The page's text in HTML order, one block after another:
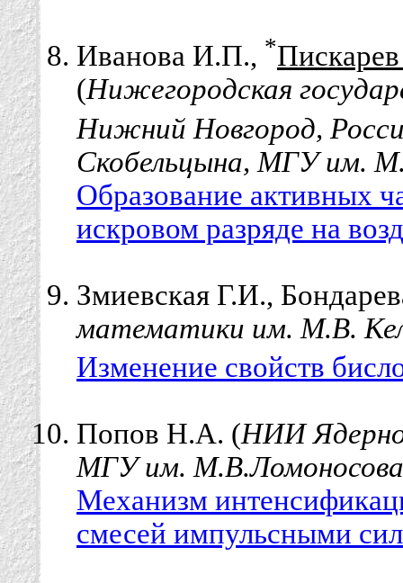
Иванова И.П., *
(Нижегородская
Нижний Новгород,
Скобельцына, МГУ им.
Образование активных
искровом разряде на
Змиевская Г.И.,
математики им. М.В.
Изменение свойств
Попов Н.А. (НИИ
МГУ им.
Механизм
смесей импульсными